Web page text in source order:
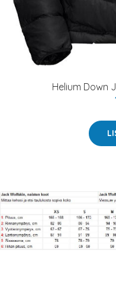
Helium Down